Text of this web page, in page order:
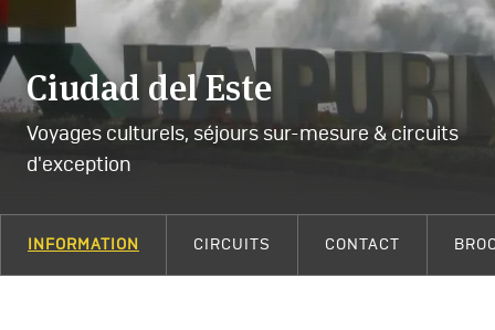
Ciudad del Este
Voyages culturels, séjours sur-mesure & circuits
d'exception
INFORMATION CIRCUITS CONTACT